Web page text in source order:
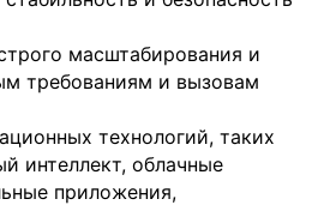
масштабирования и
требованиям и вызовам
технологий, таких
интеллект, облачные
приложения,